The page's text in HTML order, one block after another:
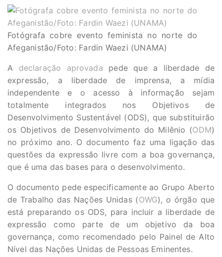
Fotógrafa cobre evento feminista no norte do
Afeganistão/Foto: Fardin Waezi (UNAMA)
A declaração aprovada pede que a liberdade de
expressão, a liberdade de imprensa, a mídia
independente e o acesso à informação sejam
totalmente integrados nos Objetivos de
Desenvolvimento Sustentável (ODS), que substituirão
os Objetivos de Desenvolvimento do Milênio (ODM)
no próximo ano. O documento faz uma ligação das
questões da expressão livre com a boa governança,
que é uma das bases para o desenvolvimento.
O documento pede especificamente ao Grupo Aberto
de Trabalho das Nações Unidas (OWG), o órgão que
está preparando os ODS, para incluir a liberdade de
expressão como parte de um objetivo da boa
governança, como recomendado pelo Painel de Alto
Nível das Nações Unidas de Pessoas Eminentes.